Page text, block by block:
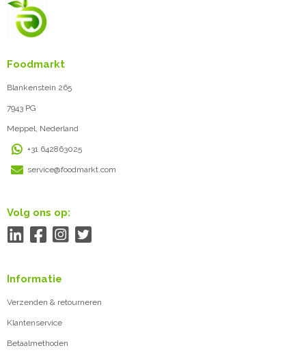
Foodmarkt
Blankenstein 265
7943 PG
Meppel, Nederland
+31 642863025
service@foodmarkt.com
Volg ons op:
Informatie
Verzenden & retourneren
Klantenservice
Betaalmethoden